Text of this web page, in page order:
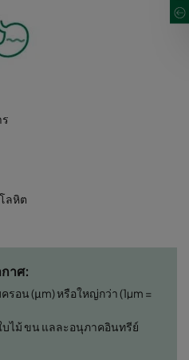
ลหิต
าศ:
อน (μm) หรือใหญ่กว่า (1µm =
บไม้ ขน แลละอนุภาคอินทรีย์